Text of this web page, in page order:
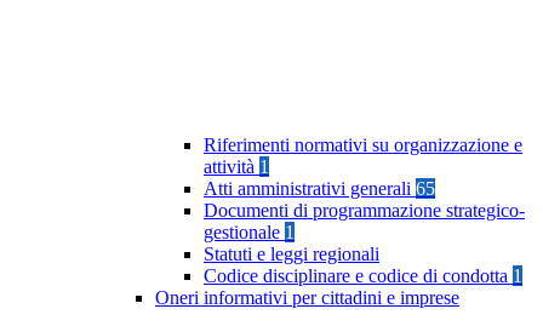
Riferimenti normativi su organizzazione e
attività 1
Atti amministrativi generali 65
Documenti di programmazione strategico-
gestionale 1
Statuti e leggi regionali
Codice disciplinare e codice di condotta 1
Oneri informativi per cittadini e imprese